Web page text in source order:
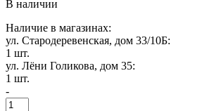
В наличии
Наличие в магазинах:
ул. Стародеревенская, дом 33/10Б:
1 шт.
ул. Лёни Голикова, дом 35:
1 шт.
-